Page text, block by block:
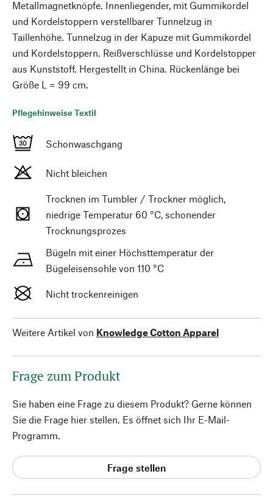
Metallmagnetknöpfe. Innenliegender, mit Gummikordel
und Kordelstoppern verstellbarer Tunnelzug in
Taillenhöhe. Tunnelzug in der Kapuze mit Gummikordel
und Kordelstoppern. Reißverschlüsse und Kordelstopper
aus Kunststoff. Hergestellt in China. Rückenlänge bei
Größe L = 99 cm.
Pflegehinweise Textil
Schonwaschgang
Nicht bleichen
Trocknen im Tumbler / Trockner möglich,
niedrige Temperatur 60 °C, schonender
Trocknungsprozes
Bügeln mit einer Höchsttemperatur der
Bügeleisensohle von 110 °C
Nicht trockenreinigen
Weitere Artikel von Knowledge Cotton Apparel
Frage zum Produkt
Sie haben eine Frage zu diesem Produkt? Gerne können
Sie die Frage hier stellen. Es öffnet sich Ihr E-Mail-
Programm.
Frage stellen